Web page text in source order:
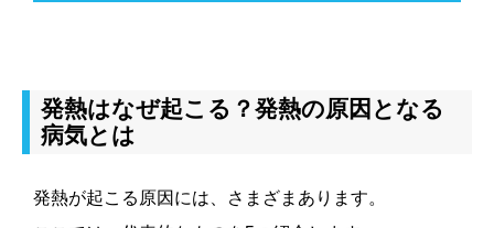
発熱はなぜ起こる？発熱の原因となる
病気とは
発熱が起こる原因には、さまざまあります。